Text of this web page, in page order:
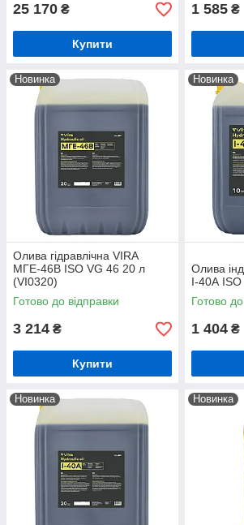
25 170 ₴
Купити
1 585 ₴
Новинка
Олива гідравлічна VIRA
МГЕ-46В ISO VG 46 20 л
(VI0320)
Готово до відправки
3 214 ₴
Купити
Новинка
Олива
І-40А
Готово
1 404 ₴
Новинка Новинка